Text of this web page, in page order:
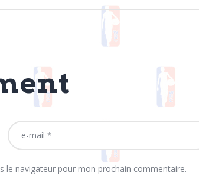
le navigateur pour mon prochain commentaire.